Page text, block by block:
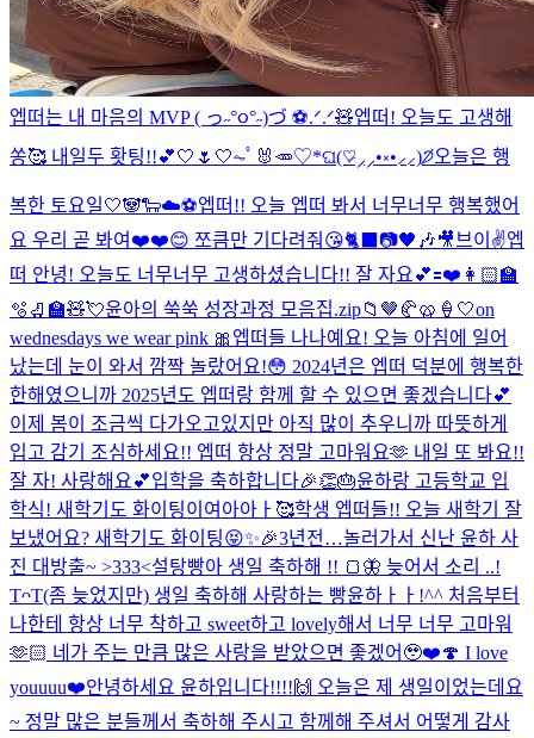
엡떠는 내 마음의 MVP ( っ˶°૦°˶)づ ⚽️.ᐟ.ᐟ🧸엡떠! 오늘도 고생해
쏭🥰 내일두 홧팅!!💕🤍🌷🤍⏦ﾟ🐰🥕♡︎*ଘ(♡̷⸝⸝•༝•⸝⸝)੭̸오늘은 행
복한 토요일🤍🐼🐑☁️⚽️엡떠!! 오늘 엡떠 봐서 너무너무 행복했어
요 우리 곧 봐여❤️❤️😊 쪼큼만 기다려줘😘🐈‍⬛📷🖤🎶🎥 브이✌️엡
떠 안녕! 오늘도 너무너무 고생하셨습니다!! 잘 자요💕🟰❤️ 👩🏻‍🏫
🫧🛼🏫🧸💘윤아의 쑥쑥 성장과정 모음집.zip📁 🤎🥐🥨🍦🤍on
wednesdays we wear pink 🎀 엡떠들 나나예요! 오늘 아침에 일어
났는데 눈이 와서 깜짝 놀랐어요!😳 2024년은 엡떠 덕분에 행복한
한해였으니까 2025년도 엡떠랑 함께 할 수 있으면 좋겠습니다💕
이제 봄이 조금씩 다가오고있지만 아직 많이 추우니까 따뜻하게
입고 감기 조심하세요!! 엡떠 항상 정말 고마워요🫶 내일 또 봐요!!
잘 자! 사랑해요💕입학을 축하합니다🎉👏🎂윤하랑 고등학교 입
학식! 새학기도 화이팅이여아아ㅏ🥰학생 엡떠들!! 오늘 새학기 잘
보냈어요? 새학기도 화이팅😝✨🎉3년전…놀러가서 신난 윤하 사
진 대방출~ >333<설탕빵아 생일 축하해 !! 🍞🦋 늦어서 소리 ..!
TᴖT(좀 늦었지만) 생일 축하해 사랑하는 빵윤하ㅏㅏ!^^ 처음부터
나한테 항상 너무 착하고 sweet하고 lovely해서 너무 너무 고마워
🫶🏻 네가 주는 만큼 많은 사랑을 받았으면 좋겠어🥹❤️🍄 I love
youuuu❤️안녕하세요 윤하입니다!!!!🙌 오늘은 제 생일이었는데요
~ 정말 많은 분들께서 축하해 주시고 함께해 주셔서 어떻게 감사